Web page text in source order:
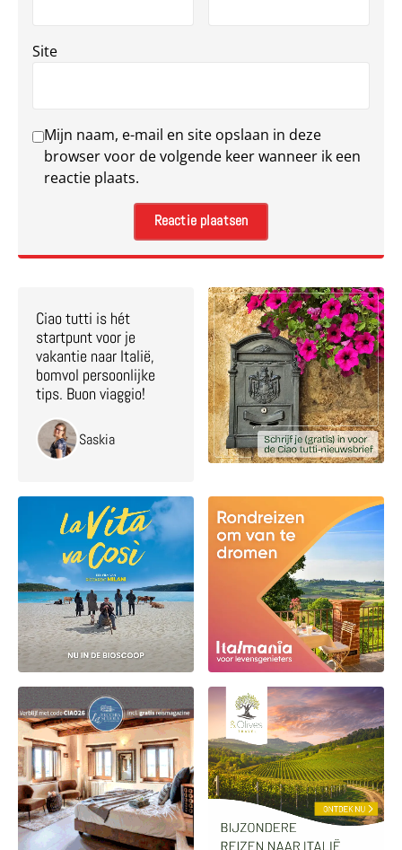
Site
Mijn naam, e-mail en site opslaan in deze
browser voor de volgende keer wanneer ik een
reactie plaats.
Ciao tutti is hét
startpunt voor je
vakantie naar Italië,
bomvol persoonlijke
tips. Buon viaggio!
Saskia